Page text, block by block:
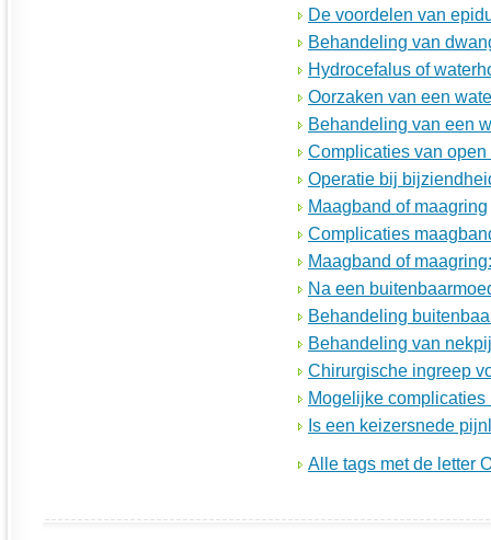
De voordelen van
Behandeling van
Hydrocefalus of
Oorzaken van een
Behandeling van een
Complicaties van open
Operatie bij
Maagband of maagring
Complicaties
Maagband of
Na een
Behandeling
Behandeling van
Chirurgische ingreep
Mogelijke
Is een keizersnede
Alle tags met de letter